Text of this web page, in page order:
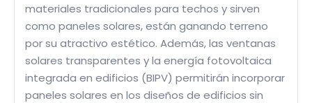
materiales tradicionales para techos y sirven
como paneles solares, están ganando terreno
por su atractivo estético. Además, las ventanas
solares transparentes y la energía fotovoltaica
integrada en edificios (BIPV) permitirán incorporar
paneles solares en los diseños de edificios sin